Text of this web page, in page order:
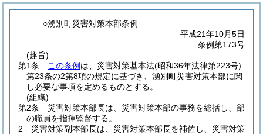
○湧別町災害対策本部条例
平成21年10月5日
条例第173号
(趣旨)
第1条
この条例 は、災害対策基本法(昭和36年法律第223号)
第23条の2第8項の規定に基づき、湧別町災害対策本部に関
し必要な事項を定めるものとする。
(組織)
第2条
災害対策本部長は、災害対策本部の事務を総括し、部
の職員を指揮監督する。
2
災害対策副本部長は、災害対策本部長を補佐し、災害対策